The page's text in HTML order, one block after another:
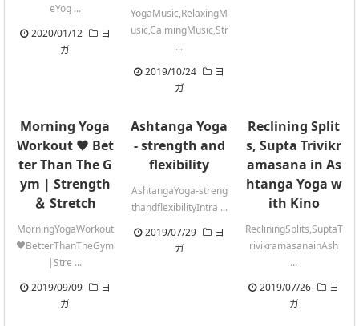
eYog ...
2020/01/12
ヨ
ガ
YogaMusic,RelaxingM
usic,CalmingMusic,Str
...
2019/10/24
ヨ
ガ
Morning Yoga
Workout ♥ Bet
ter Than The G
ym | Strength
＆ Stretch
MorningYogaWorkout
♥BetterThanTheGym
|Stre ...
2019/09/09
ヨ
ガ
Ashtanga Yoga
- strength and
flexibility
AshtangaYoga-streng
thandflexibilityIntra ...
2019/07/29
ヨ
ガ
Reclining Split
s, Supta Trivikr
amasana in As
htanga Yoga w
ith Kino
RecliningSplits,SuptaT
rivikramasanainAsh
...
2019/07/26
ヨ
ガ